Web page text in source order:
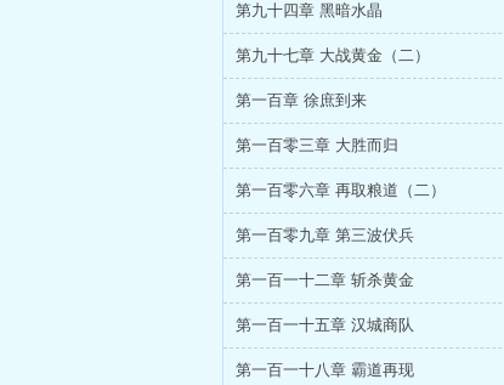
第九十四章 黑暗水晶
第九十七章 大战黄金（二）
第一百章 徐庶到来
第一百零三章 大胜而归
第一百零六章 再取粮道（二）
第一百零九章 第三波伏兵
第一百一十二章 斩杀黄金
第一百一十五章 汉城商队
第一百一十八章 霸道再现